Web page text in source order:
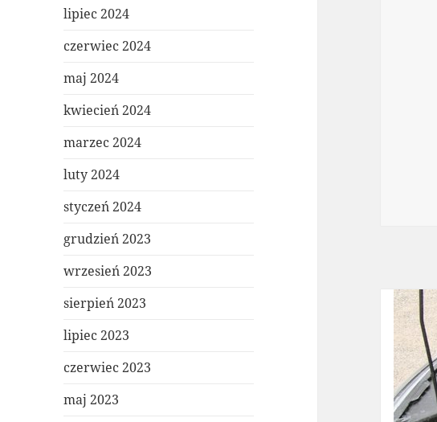
lipiec 2024
czerwiec 2024
maj 2024
kwiecień 2024
marzec 2024
luty 2024
styczeń 2024
grudzień 2023
wrzesień 2023
sierpień 2023
lipiec 2023
czerwiec 2023
maj 2023